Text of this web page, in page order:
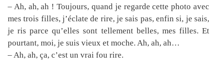
– Ah, ah, ah ! Toujours, quand je regarde cette photo avec
mes trois filles, j’éclate de rire, je sais pas, enfin si, je sais,
je ris parce qu’elles sont tellement belles, mes filles. Et
pourtant, moi, je suis vieux et moche. Ah, ah, ah…
– Ah, ah, ça, c’est un vrai fou rire.